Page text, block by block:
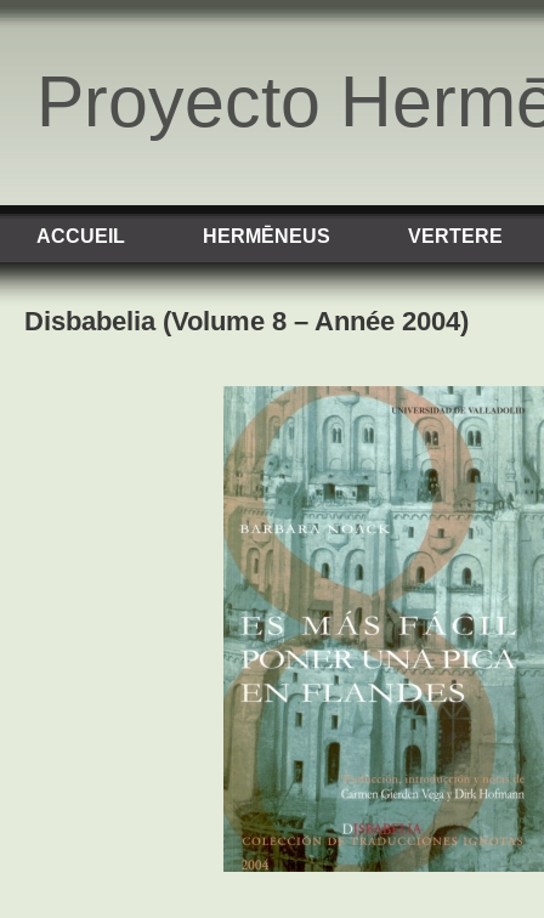
Proyecto
ACCUEIL HERMĒNEUS VERTERE
Disbabelia (Volume 8 – Année 2004)